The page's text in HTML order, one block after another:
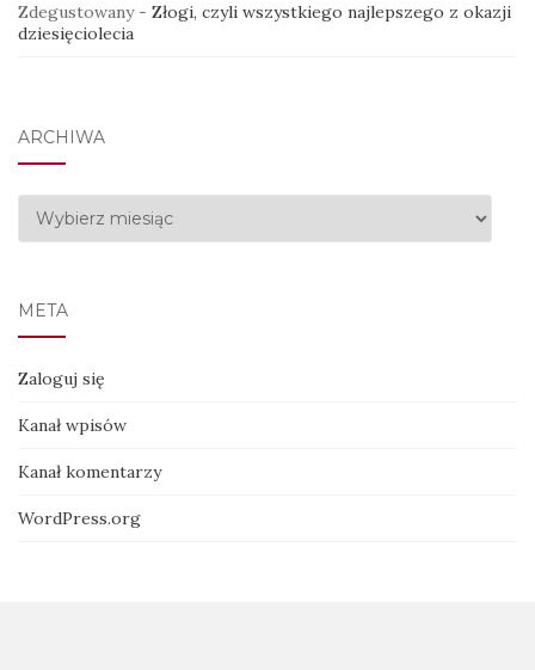
Zdegustowany- Złogi, czyli wszystkiego najlepszego z okazji
dziesięciolecia
ARCHIWA
Archiwa
META
Zaloguj się
Kanał wpisów
Kanał komentarzy
WordPress.org